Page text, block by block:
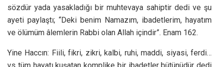
sözdür yada yasakladığı bir muhtevaya sahiptir dedi ve şu
ayeti paylaştı; “Deki benim Namazım, ibadetlerim, hayatım
ve ölümüm âlemlerin Rabbi olan Allah içindir”. Enam 162.
Yine Haccın: Fiili, fikri, zikri, kalbi, ruhi, maddi, siyasi, ferdi…